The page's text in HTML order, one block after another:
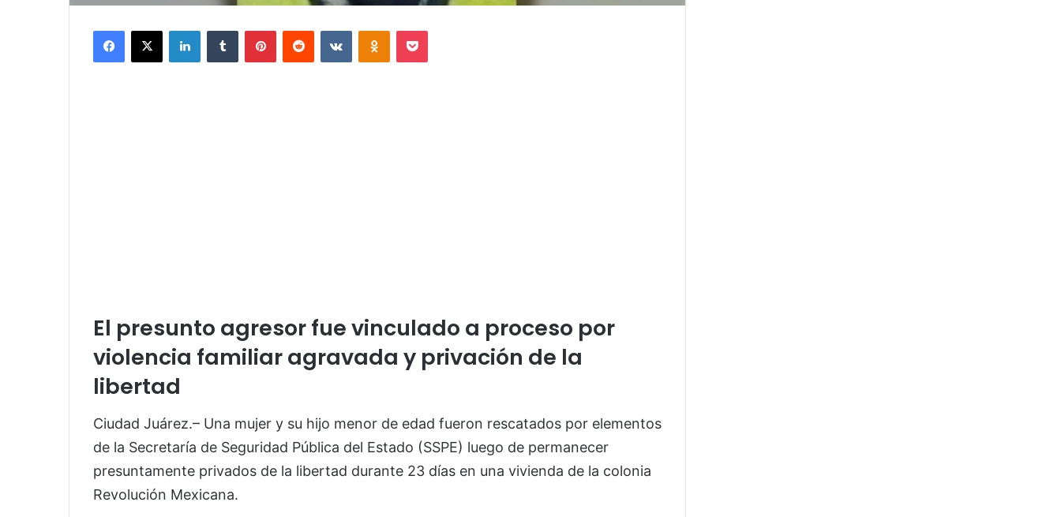
Facebook
X LinkedInTumblr PinterestReddit VKontakteOdnoklassniki
Pocket
El presunto agresor fue vinculado a proceso por
violencia familiar agravada y privación de la
libertad
Ciudad Juárez.– Una mujer y su hijo menor de edad fueron rescatados por elementos
de la Secretaría de Seguridad Pública del Estado (SSPE) luego de permanecer
presuntamente privados de la libertad durante 23 días en una vivienda de la colonia
Revolución Mexicana.